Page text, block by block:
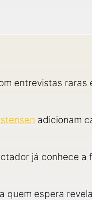
entrevistas
adicionam
já conhece
quem espera